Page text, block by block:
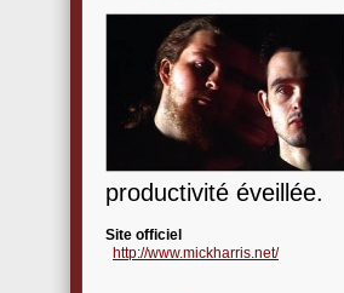
productivité éveillée.
Site officiel
http://www.mickharris.net/